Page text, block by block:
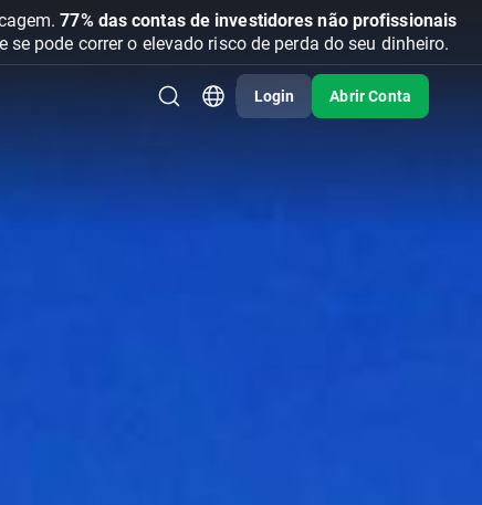
77% das contas de investidores não profissionais
pode correr o elevado risco de perda do seu dinheiro.
Login Abrir Conta